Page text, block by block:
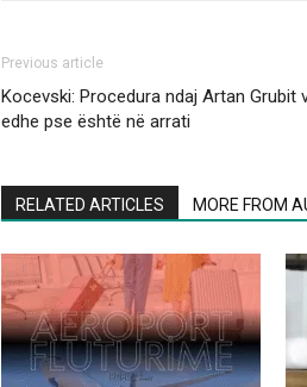
Previous article
Kocevski: Procedura ndaj Artan Grubit
edhe pse është në arrati
RELATED ARTICLES MORE FROM